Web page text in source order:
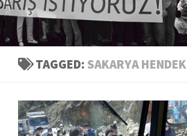
TAGGED: SAKARYA HENDEK